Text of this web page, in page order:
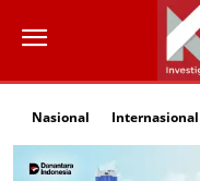
Nasional Internasional